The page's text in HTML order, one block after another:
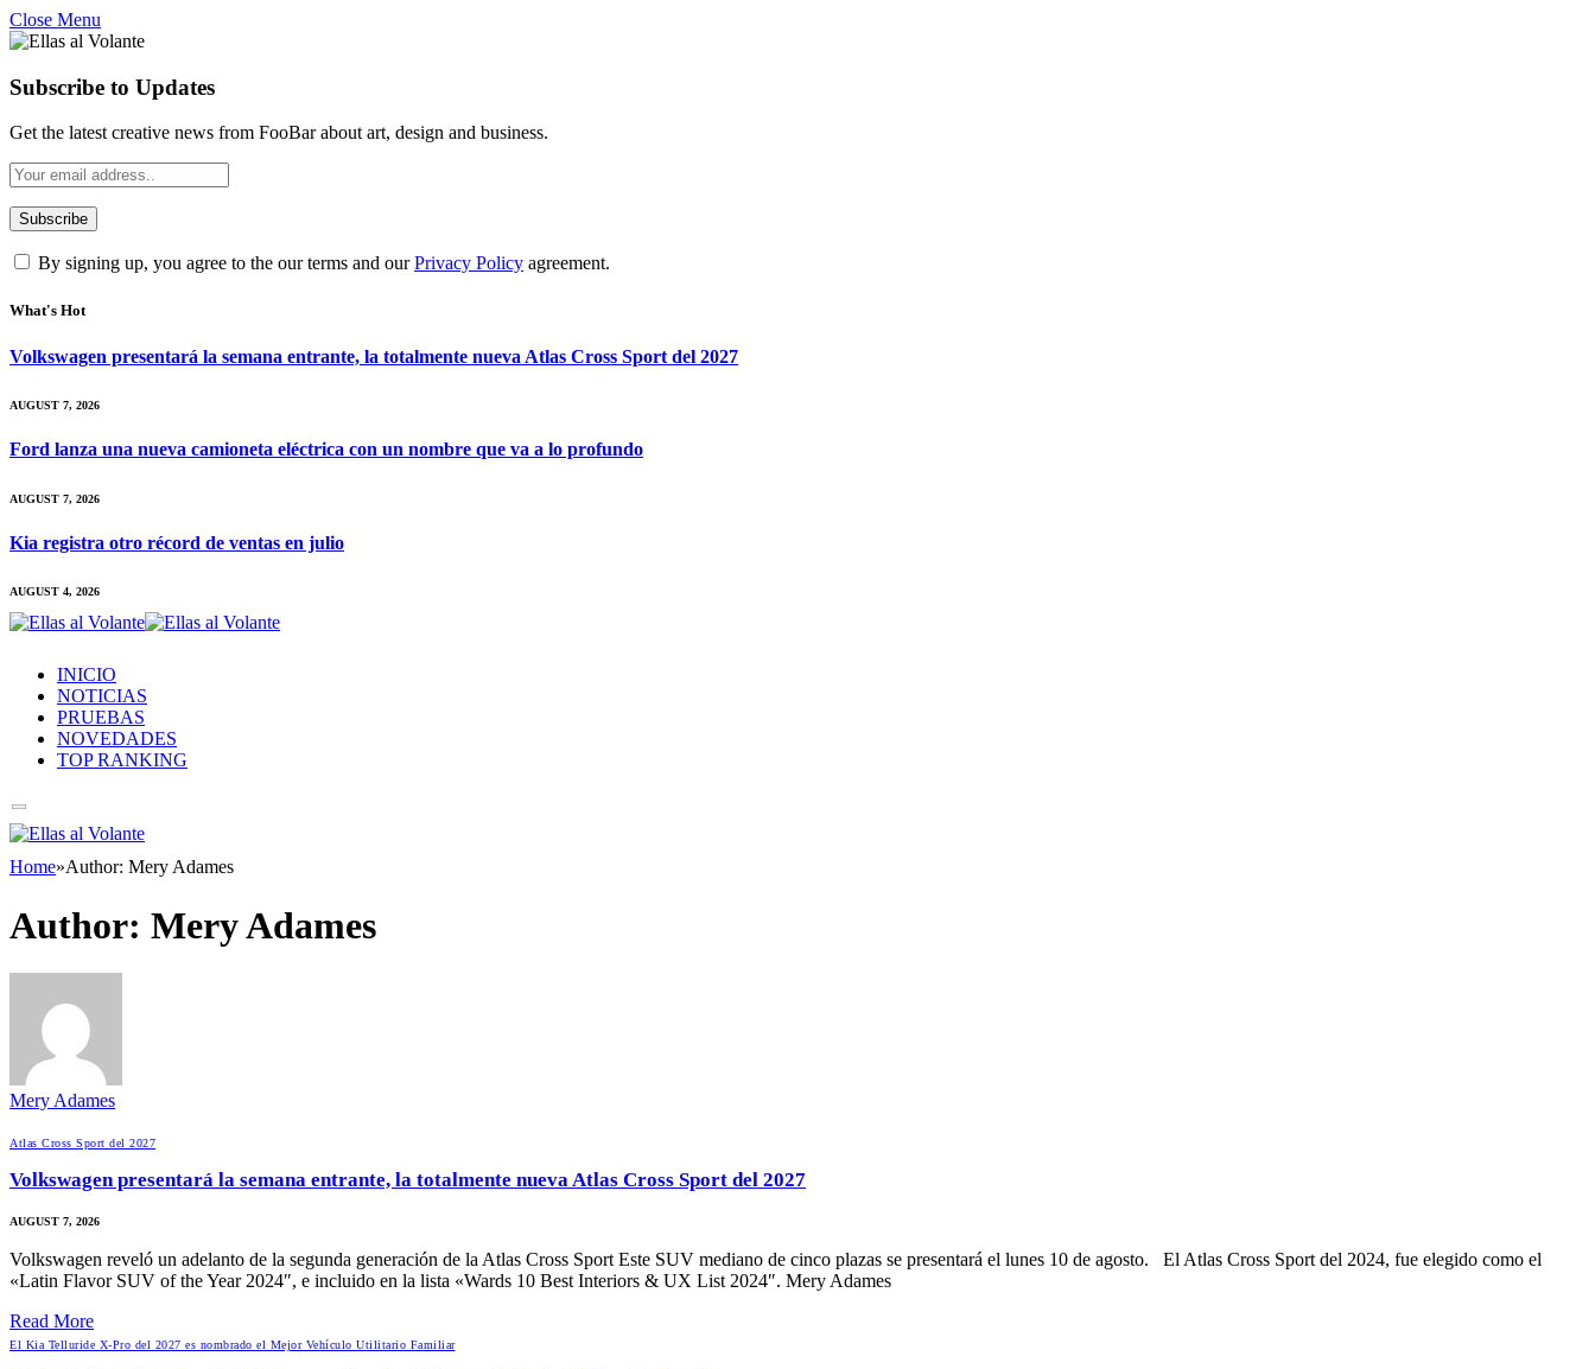
Close Menu
Subscribe to Updates
Get the latest creative news from FooBar about art, design and business.
By signing up, you agree to the our terms and ourPrivacy Policy agreement.
What's Hot
Volkswagen presentará la semana entrante, la totalmente nueva Atlas Cross Sport del 2027
AUGUST 7, 2026
Ford lanza una nueva camioneta eléctrica con un nombre que va a lo profundo
AUGUST 7, 2026
Kia registra otro récord de ventas en julio
AUGUST 4, 2026
INICIO
NOTICIAS
PRUEBAS
NOVEDADES
TOP RANKING
Home»Author: Mery Adames
Author: Mery Adames
Mery Adames
Atlas Cross Sport del 2027
Volkswagen presentará la semana entrante, la totalmente nueva Atlas Cross Sport del 2027
AUGUST 7, 2026
Volkswagen reveló un adelanto de la segunda generación de la Atlas Cross Sport Este SUV mediano de cinco plazas se presentará el lunes 10 de agosto. El Atlas Cross Sport del 2024, fue elegido como el
«Latin Flavor SUV of the Year 2024″, e incluido en la lista «Wards 10 Best Interiors & UX List 2024″. Mery Adames
Read More
El Kia Telluride X-Pro del 2027 es nombrado el Mejor Vehículo Utilitario Familiar